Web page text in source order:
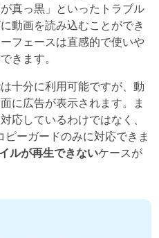
真っ黒」といったトラブル
動画を読み込むことができ
フェースは直感的で使いや
きます。
十分に利用可能ですが、動
に広告が表示されます。ま
応しているわけではなく、
ピーガードのみに対応できま
ルが再生できないケースが